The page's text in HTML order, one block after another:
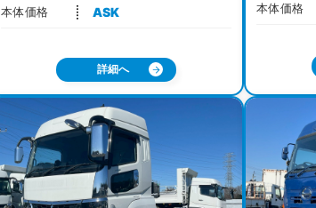
本体価格 ASK
詳細へ
本体価格